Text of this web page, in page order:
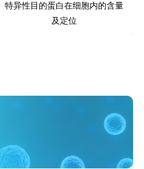
特异性目的蛋白在细胞内的含量
及定位